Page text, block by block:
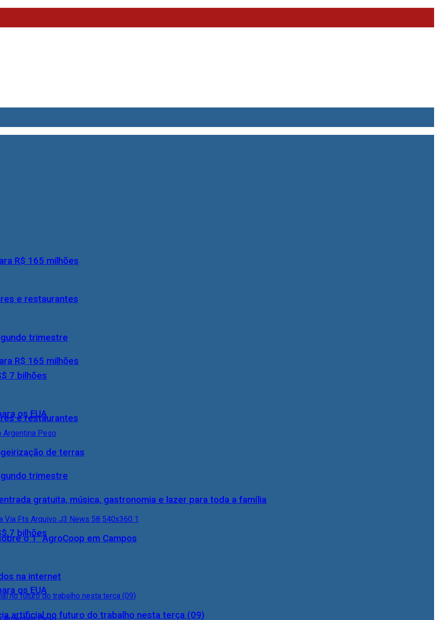
R$ 165 milhões
e restaurantes
trimestre
7 bilhões
os EUA
R$ 165 milhões
e restaurantes
trimestre
7 bilhões
os EUA
de terras
gratuita, música, gastronomia e lazer para toda a família
o 1° AgroCoop em Campos
na internet
artificial no futuro do trabalho nesta terça (09)